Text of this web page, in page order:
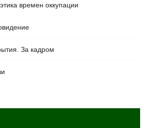
времен оккупации
За кадром